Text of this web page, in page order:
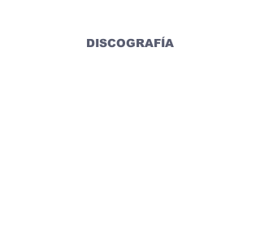
DISCOGRAFÍA